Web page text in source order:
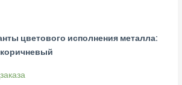
цветового исполнения металла: